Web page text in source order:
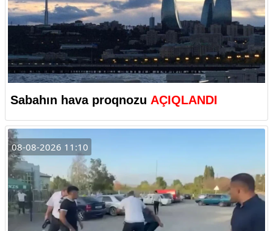
Sabahın hava proqnozu AÇIQLANDI
08-08-2026 11:10